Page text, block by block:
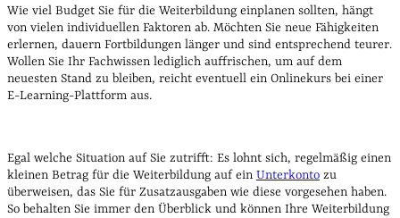
Wie viel Budget Sie für die Weiterbildung einplanen sollten, hängt
von vielen individuellen Faktoren ab. Möchten Sie neue Fähigkeiten
erlernen, dauern Fortbildungen länger und sind entsprechend teurer.
Wollen Sie Ihr Fachwissen lediglich auffrischen, um auf dem
neuesten Stand zu bleiben, reicht eventuell ein Onlinekurs bei einer
E-Learning-Plattform aus.
Egal welche Situation auf Sie zutrifft: Es lohnt sich, regelmäßig einen
kleinen Betrag für die Weiterbildung auf ein Unterkonto zu
überweisen, das Sie für Zusatzausgaben wie diese vorgesehen haben.
So behalten Sie immer den Überblick und können Ihre Weiterbildung